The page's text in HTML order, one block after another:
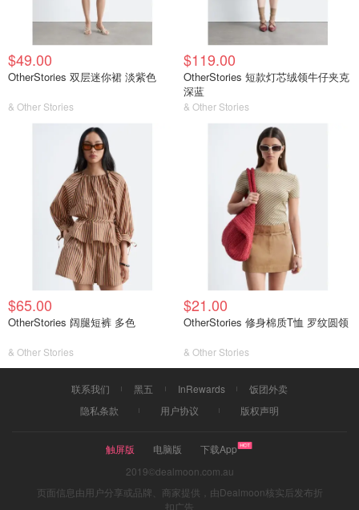
$49.00
OtherStories 双层迷你裙 淡紫色
& Other Stories
$119.00
OtherStories 短款灯芯绒领牛仔夹克
深蓝
& Other Stories
$65.00
OtherStories 阔腿短裤 多色
& Other Stories
$21.00
OtherStories 修身棉质T恤 罗纹圆领
& Other Stories
联系我们 黑五 InRewards
饭团外卖
隐私条款
用户协议 版权声明
触屏版 电脑版
下载App
2019©dealmoon.com.au
页面信息由用户分享或品牌、商家提供，由Dealmoon核实后发布折
扣广告